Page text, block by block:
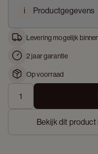
i Productgegevens
Levering mogelijk
2 jaar garantie
Op voorraad
Bekijk dit product